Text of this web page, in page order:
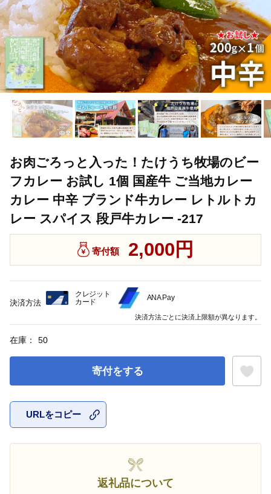
お肉ごろっと入った！たけうち牧場のビー
フカレー お試し 1個 国産牛 ご当地カレー
カレー 中辛 ブランド牛カレー レトルトカ
レー スパイス 段戸牛カレー -217
寄付額 2,000円
在庫： 50
寄付をする
URLをコピー
返礼品について
決済方法
クレジット
カード
ANA Pay
決済方法ごとに決済上限額が異なります。